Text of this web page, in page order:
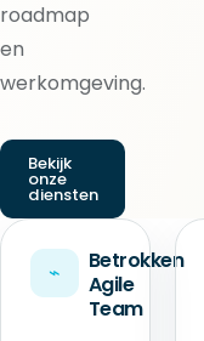
roadmap
en
werkomgeving.
Bekijk
onze
diensten
⌁
Betrokken
Agile
Team